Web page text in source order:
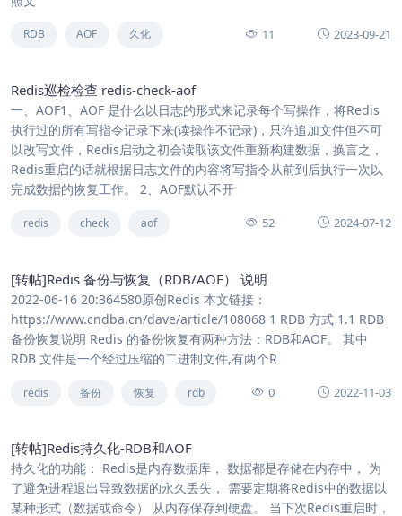
RDB AOF 久化 11 2023-09-21
Redis巡检检查 redis-check-aof
一、AOF1、AOF 是什么以日志的形式来记录每个写操作，将Redis
执行过的所有写指令记录下来(读操作不记录)，只许追加文件但不可
以改写文件，Redis启动之初会读取该文件重新构建数据，换言之，
Redis重启的话就根据日志文件的内容将写指令从前到后执行一次以
完成数据的恢复工作。 2、AOF默认不开
redis check aof 52 2024-07-12
[转帖]Redis 备份与恢复（RDB/AOF） 说明
2022-06-16 20:364580原创Redis 本文链接：
https://www.cndba.cn/dave/article/108068 1 RDB 方式 1.1 RDB
备份恢复说明 Redis 的备份恢复有两种方法：RDB和AOF。 其中
RDB 文件是一个经过压缩的二进制文件,有两个R
redis 备份 恢复 rdb 0 2022-11-03
[转帖]Redis持久化-RDB和AOF
持久化的功能： Redis是内存数据库， 数据都是存储在内存中， 为
了避免进程退出导致数据的永久丢失， 需要定期将Redis中的数据以
某种形式（数据或命令） 从内存保存到硬盘。 当下次Redis重启时，